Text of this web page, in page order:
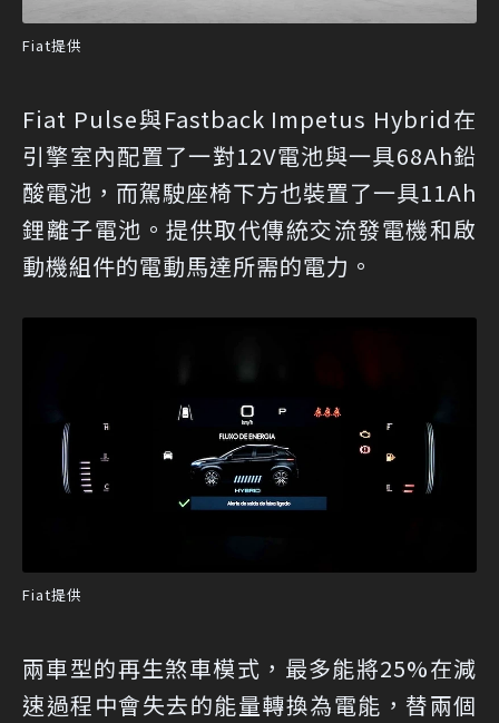
Fiat提供
Fiat Pulse與Fastback Impetus Hybrid在
引擎室內配置了一對12V電池與一具68Ah鉛
酸電池，而駕駛座椅下方也裝置了一具11Ah
鋰離子電池。提供取代傳統交流發電機和啟
動機組件的電動馬達所需的電力。
Fiat提供
兩車型的再生煞車模式，最多能將25%在減
速過程中會失去的能量轉換為電能，替兩個